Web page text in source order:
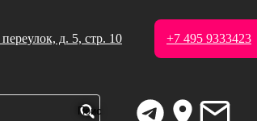
д. 5, стр. 10 +7 495 9333423